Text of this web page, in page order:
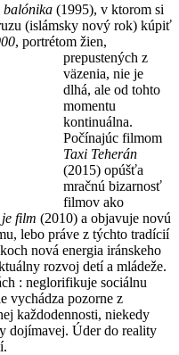
balónika (1995), v ktorom si
(islámsky nový rok) kúpiť
, portrétom žien,
prepustených z
väzenia, nie je
dlhá, ale od tohto
momentu
kontinuálna.
Počínajúc filmom
Taxi Teherán
(2015) opúšťa
mračnú bizarnosť
filmov ako
film (2010) a objavuje novú
lebo práve z týchto tradícií
nová energia iránskeho
rozvoj detí a mládeže.
: neglorifikuje sociálnu
vychádza pozorne z
každodennosti, niekedy
dojímavej. Úder do reality